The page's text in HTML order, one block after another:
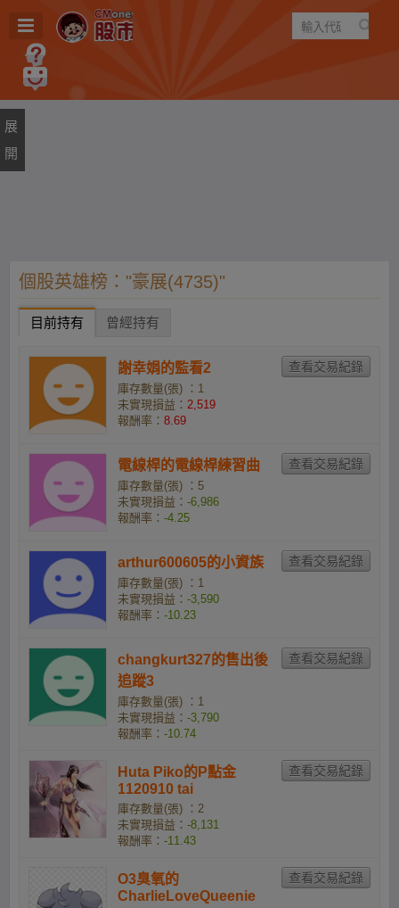
遊戲
個股英雄榜："豪展(4735)"
目前持有 曾經持有
謝幸娟的監看2
庫存數量(張) ：1
未實現損益： 2,519
報酬率： 8.69
電線桿的電線桿練習曲
庫存數量(張) ：5
未實現損益： -6,986
報酬率： -4.25
arthur600605的小資族
庫存數量(張) ：1
未實現損益： -3,590
報酬率： -10.23
changkurt327的售出後
追蹤3
庫存數量(張) ：1
未實現損益： -3,790
報酬率： -10.74
Huta Piko的P點金
1120910 tai
庫存數量(張) ：2
未實現損益： -8,131
報酬率： -11.43
O3臭氧的
CharlieLoveQueenie